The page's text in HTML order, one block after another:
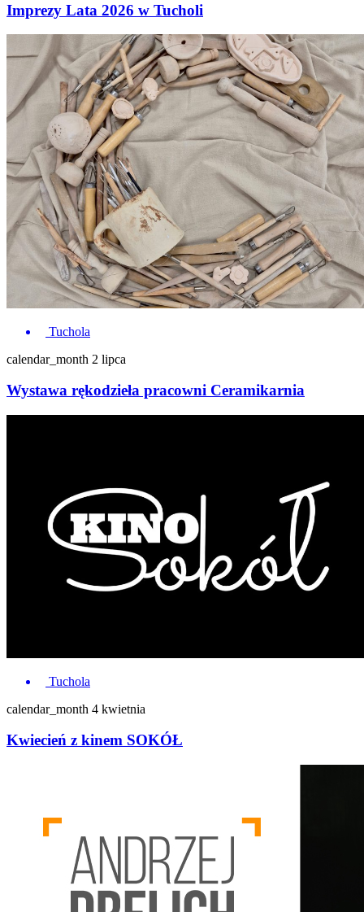
Imprezy Lata 2026 w Tucholi
Tuchola
calendar_month 2 lipca
Wystawa rękodzieła pracowni Ceramikarnia
Tuchola
calendar_month 4 kwietnia
Kwiecień z kinem SOKÓŁ